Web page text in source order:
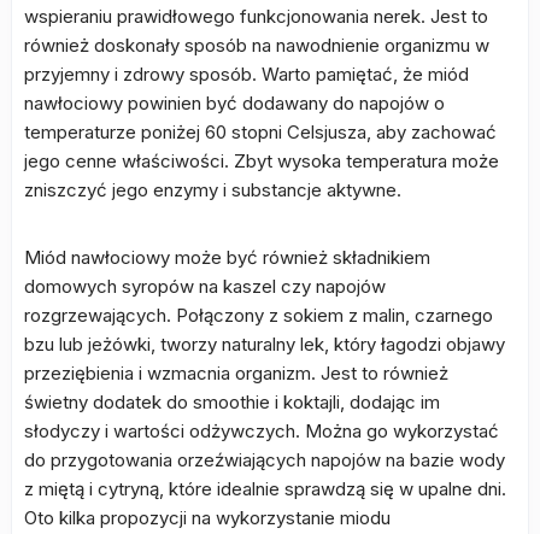
wspieraniu prawidłowego funkcjonowania nerek. Jest to
również doskonały sposób na nawodnienie organizmu w
przyjemny i zdrowy sposób. Warto pamiętać, że miód
nawłociowy powinien być dodawany do napojów o
temperaturze poniżej 60 stopni Celsjusza, aby zachować
jego cenne właściwości. Zbyt wysoka temperatura może
zniszczyć jego enzymy i substancje aktywne.
Miód nawłociowy może być również składnikiem
domowych syropów na kaszel czy napojów
rozgrzewających. Połączony z sokiem z malin, czarnego
bzu lub jeżówki, tworzy naturalny lek, który łagodzi objawy
przeziębienia i wzmacnia organizm. Jest to również
świetny dodatek do smoothie i koktajli, dodając im
słodyczy i wartości odżywczych. Można go wykorzystać
do przygotowania orzeźwiających napojów na bazie wody
z miętą i cytryną, które idealnie sprawdzą się w upalne dni.
Oto kilka propozycji na wykorzystanie miodu